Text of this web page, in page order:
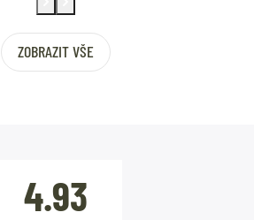
ZOBRAZIT VŠE
4.93